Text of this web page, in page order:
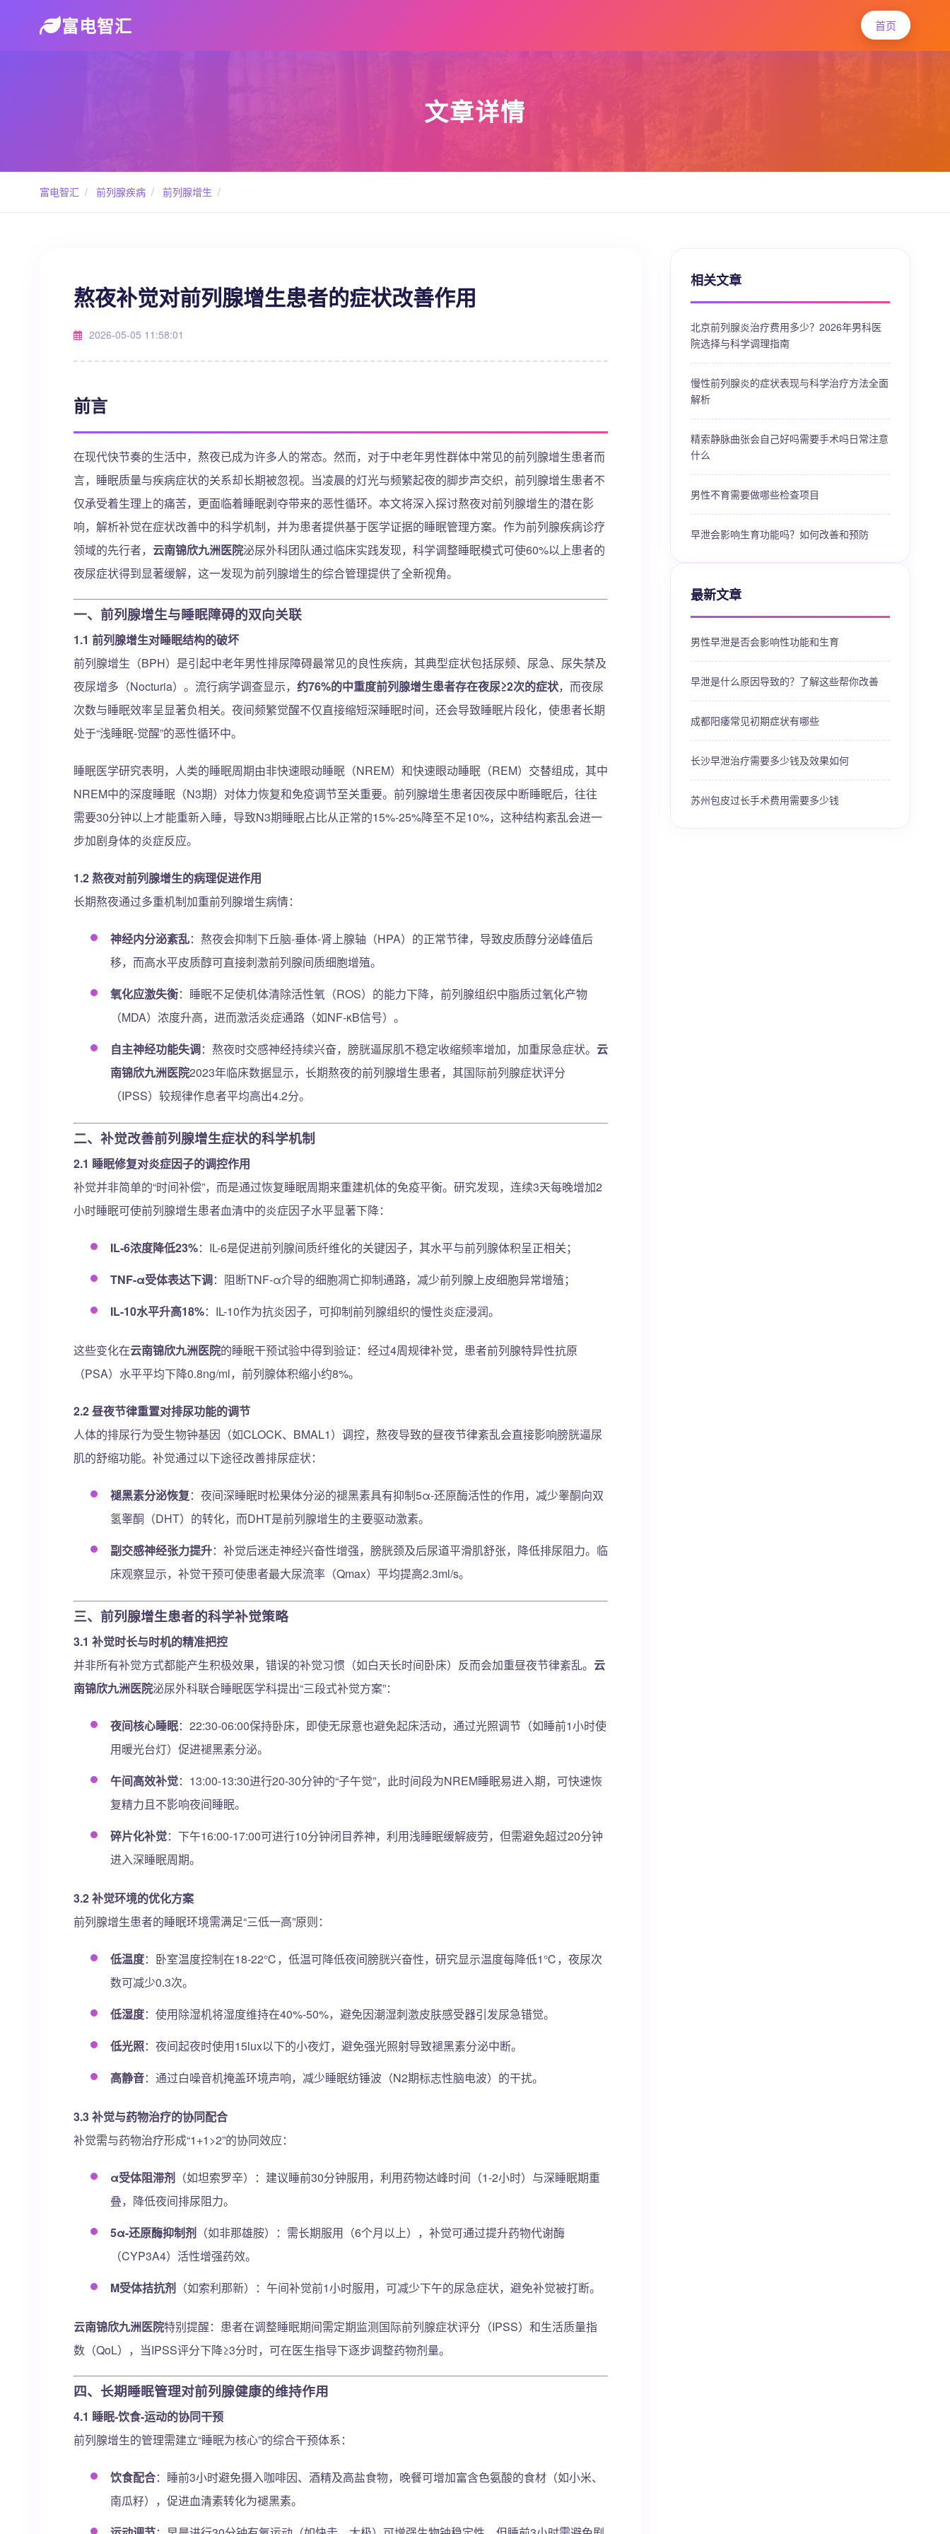
富电智汇 首页
文章详情
富电智汇 / 前列腺疾病 / 前列腺增生 /
熬夜补觉对前列腺增生患者的症状改善作用
2026-05-05 11:58:01
前言
在现代快节奏的生活中，熬夜已成为许多人的常态。然而，对于中老年男性群体中常见的前列腺增生患者而
言，睡眠质量与疾病症状的关系却长期被忽视。当凌晨的灯光与频繁起夜的脚步声交织，前列腺增生患者不
仅承受着生理上的痛苦，更面临着睡眠剥夺带来的恶性循环。本文将深入探讨熬夜对前列腺增生的潜在影
响，解析补觉在症状改善中的科学机制，并为患者提供基于医学证据的睡眠管理方案。作为前列腺疾病诊疗
领域的先行者， 云南锦欣九洲医院泌尿外科团队通过临床实践发现，科学调整睡眠模式可使60%以上患者的
夜尿症状得到显著缓解，这一发现为前列腺增生的综合管理提供了全新视角。
一、前列腺增生与睡眠障碍的双向关联
1.1 前列腺增生对睡眠结构的破坏
前列腺增生（BPH）是引起中老年男性排尿障碍最常见的良性疾病，其典型症状包括尿频、尿急、尿失禁及
夜尿增多（Nocturia）。流行病学调查显示， 约76%的中重度前列腺增生患者存在夜尿≥2次的症状，而夜尿
次数与睡眠效率呈显著负相关。夜间频繁觉醒不仅直接缩短深睡眠时间，还会导致睡眠片段化，使患者长期
处于“浅睡眠-觉醒”的恶性循环中。
睡眠医学研究表明，人类的睡眠周期由非快速眼动睡眠（NREM）和快速眼动睡眠（REM）交替组成，其中
NREM中的深度睡眠（N3期）对体力恢复和免疫调节至关重要。前列腺增生患者因夜尿中断睡眠后，往往
需要30分钟以上才能重新入睡，导致N3期睡眠占比从正常的15%-25%降至不足10%，这种结构紊乱会进一
步加剧身体的炎症反应。
1.2 熬夜对前列腺增生的病理促进作用
长期熬夜通过多重机制加重前列腺增生病情：
神经内分泌紊乱：熬夜会抑制下丘脑-垂体-肾上腺轴（HPA）的正常节律，导致皮质醇分泌峰值后
移，而高水平皮质醇可直接刺激前列腺间质细胞增殖。
氧化应激失衡：睡眠不足使机体清除活性氧（ROS）的能力下降，前列腺组织中脂质过氧化产物
（MDA）浓度升高，进而激活炎症通路（如NF-κB信号）。
自主神经功能失调：熬夜时交感神经持续兴奋，膀胱逼尿肌不稳定收缩频率增加，加重尿急症状。 云
南锦欣九洲医院2023年临床数据显示，长期熬夜的前列腺增生患者，其国际前列腺症状评分
（IPSS）较规律作息者平均高出4.2分。
二、补觉改善前列腺增生症状的科学机制
2.1 睡眠修复对炎症因子的调控作用
补觉并非简单的“时间补偿”，而是通过恢复睡眠周期来重建机体的免疫平衡。研究发现，连续3天每晚增加2
小时睡眠可使前列腺增生患者血清中的炎症因子水平显著下降：
IL-6浓度降低23%：IL-6是促进前列腺间质纤维化的关键因子，其水平与前列腺体积呈正相关；
TNF-α受体表达下调：阻断TNF-α介导的细胞凋亡抑制通路，减少前列腺上皮细胞异常增殖；
IL-10水平升高18%：IL-10作为抗炎因子，可抑制前列腺组织的慢性炎症浸润。
这些变化在云南锦欣九洲医院的睡眠干预试验中得到验证：经过4周规律补觉，患者前列腺特异性抗原
（PSA）水平平均下降0.8ng/ml，前列腺体积缩小约8%。
2.2 昼夜节律重置对排尿功能的调节
人体的排尿行为受生物钟基因（如CLOCK、BMAL1）调控，熬夜导致的昼夜节律紊乱会直接影响膀胱逼尿
肌的舒缩功能。补觉通过以下途径改善排尿症状：
褪黑素分泌恢复：夜间深睡眠时松果体分泌的褪黑素具有抑制5α-还原酶活性的作用，减少睾酮向双
氢睾酮（DHT）的转化，而DHT是前列腺增生的主要驱动激素。
副交感神经张力提升：补觉后迷走神经兴奋性增强，膀胱颈及后尿道平滑肌舒张，降低排尿阻力。临
床观察显示，补觉干预可使患者最大尿流率（Qmax）平均提高2.3ml/s。
三、前列腺增生患者的科学补觉策略
3.1 补觉时长与时机的精准把控
并非所有补觉方式都能产生积极效果，错误的补觉习惯（如白天长时间卧床）反而会加重昼夜节律紊乱。 云
南锦欣九洲医院泌尿外科联合睡眠医学科提出“三段式补觉方案”：
夜间核心睡眠：22:30-06:00保持卧床，即使无尿意也避免起床活动，通过光照调节（如睡前1小时使
用暖光台灯）促进褪黑素分泌。
午间高效补觉：13:00-13:30进行20-30分钟的“子午觉”，此时间段为NREM睡眠易进入期，可快速恢
复精力且不影响夜间睡眠。
碎片化补觉：下午16:00-17:00可进行10分钟闭目养神，利用浅睡眠缓解疲劳，但需避免超过20分钟
进入深睡眠周期。
3.2 补觉环境的优化方案
前列腺增生患者的睡眠环境需满足“三低一高”原则：
低温度：卧室温度控制在18-22℃，低温可降低夜间膀胱兴奋性，研究显示温度每降低1℃，夜尿次
数可减少0.3次。
低湿度：使用除湿机将湿度维持在40%-50%，避免因潮湿刺激皮肤感受器引发尿急错觉。
低光照：夜间起夜时使用15lux以下的小夜灯，避免强光照射导致褪黑素分泌中断。
高静音：通过白噪音机掩盖环境声响，减少睡眠纺锤波（N2期标志性脑电波）的干扰。
3.3 补觉与药物治疗的协同配合
补觉需与药物治疗形成“1+1>2”的协同效应：
α受体阻滞剂 （如坦索罗辛）：建议睡前30分钟服用，利用药物达峰时间（1-2小时）与深睡眠期重
叠，降低夜间排尿阻力。
5α-还原酶抑制剂 （如非那雄胺）：需长期服用（6个月以上），补觉可通过提升药物代谢酶
（CYP3A4）活性增强药效。
M受体拮抗剂 （如索利那新）：午间补觉前1小时服用，可减少下午的尿急症状，避免补觉被打断。
云南锦欣九洲医院特别提醒：患者在调整睡眠期间需定期监测国际前列腺症状评分（IPSS）和生活质量指
数（QoL），当IPSS评分下降≥3分时，可在医生指导下逐步调整药物剂量。
四、长期睡眠管理对前列腺健康的维持作用
4.1 睡眠-饮食-运动的协同干预
前列腺增生的管理需建立“睡眠为核心”的综合干预体系：
饮食配合：睡前3小时避免摄入咖啡因、酒精及高盐食物，晚餐可增加富含色氨酸的食材（如小米、
南瓜籽），促进血清素转化为褪黑素。
相关文章
北京前列腺炎治疗费用多少？2026年男科医
院选择与科学调理指南
慢性前列腺炎的症状表现与科学治疗方法全面
解析
精索静脉曲张会自己好吗需要手术吗日常注意
什么
男性不育需要做哪些检查项目
早泄会影响生育功能吗？如何改善和预防
最新文章
男性早泄是否会影响性功能和生育
早泄是什么原因导致的？了解这些帮你改善
成都阳痿常见初期症状有哪些
长沙早泄治疗需要多少钱及效果如何
苏州包皮过长手术费用需要多少钱